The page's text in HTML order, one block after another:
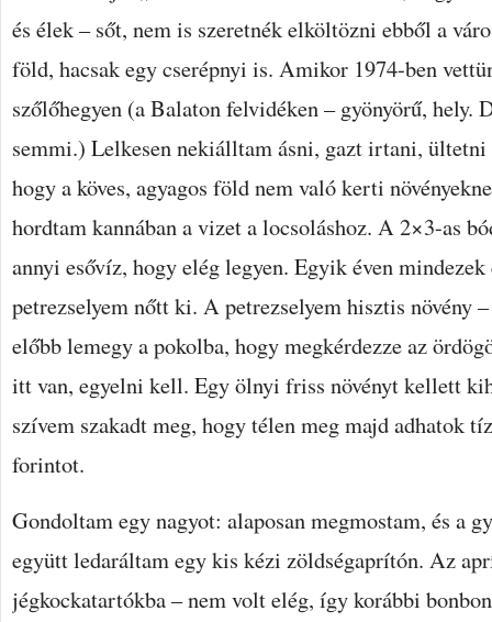
és élek – sőt, nem is szeretnék elköltözni ebből a
föld, hacsak egy cserépnyi is. Amikor 1974-ben
szőlőhegyen (a Balaton felvidéken – gyönyörű, hely.
semmi.) Lelkesen nekiálltam ásni, gazt irtani, ültetni
hogy a köves, agyagos föld nem való kerti
hordtam kannában a vizet a locsoláshoz. A 2×3-as
annyi esővíz, hogy elég legyen. Egyik éven mindezek
petrezselyem nőtt ki. A petrezselyem hisztis növény
előbb lemegy a pokolba, hogy megkérdezze az
itt van, egyelni kell. Egy ölnyi friss növényt kellett
szívem szakadt meg, hogy télen meg majd adhatok
forintot.
Gondoltam egy nagyot: alaposan megmostam, és a
együtt ledaráltam egy kis kézi zöldségaprítón. Az
jégkockatartókba – nem volt elég, így korábbi